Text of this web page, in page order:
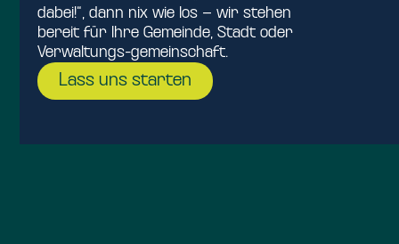
dabei!“, dann nix wie los – wir stehen
bereit für Ihre Gemeinde, Stadt oder
Verwaltungs-gemeinschaft.
Lass uns starten